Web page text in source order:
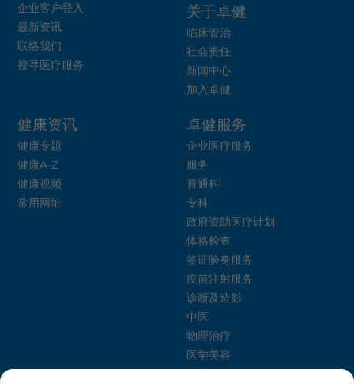
企业客户登入
最新资讯
联络我们
搜寻医疗服务
关于卓健
临床管治
社会责任
新闻中心
加入卓健
健康资讯
健康专题
健康A-Z
健康视频
常用网址
卓健服务
企业医疗服务
服务
普通科
专科
政府资助医疗计划
体格检查
签证验身服务
疫苗注射服务
诊断及造影
中医
物理治疗
医学美容
心理健康